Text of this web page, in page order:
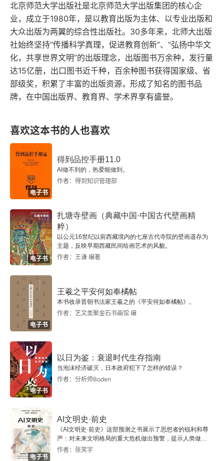
第九章 文化渗透
参考书目
索引
北京师范大学出版社是北京师范大学出版集团的核心企
业，成立于1980年，是以教育出版为主体、以专业出版和
大众出版为两翼的综合性出版社。30多年来，北师大出版
社始终坚持“传播科学真理，促进教育创新”、“弘扬中华文
化，共享世界文明”的出版理念，出版图书万余种，发行量
达15亿册，出口图书近千种，百余种图书获得国家级、省
部级奖，积累了丰富的出版资源，形成了知名的图书品
牌，在中国出版界、教育界、学术界享有盛誉。
喜欢这本书的人也喜欢
电子书
得到品控手册11.0
AI做不到的，热爱能做到。
作者：得到知识管理部
电子书
扎塘寺壁画（典藏中国·中国古代壁画精
粹）
以公元16世纪以前西藏境内的七座古代寺院的壁画遗存为
主题，反映早期西藏民间绘画艺术的风貌。
作者：王谦 编著
电子书
王羲之平安何如奉橘帖
本书收录晋朝书法家王羲之的《平安何如奉橘帖》。
作者：艺文类聚金石书画馆 编
电子书
以日为鉴：衰退时代生存指南
当泡沫经济破灭，日本政府犯下了怎样的错误？
作者：分析师Boden
电子书
AI文明史·前史
《AI文明史·前史》这部预测之书展示了思想者的锐利和尊
严：对未来文明格局的重大危机做出预警，提示人类做出
智慧的选择。
作者：张笑宇